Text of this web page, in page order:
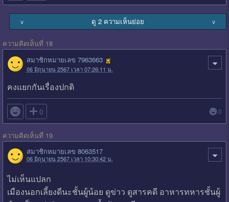
∨ ดู 2 ความเห็นย่อย ∨
ความคิดเห็นที่ 18
สมาชิกหมายเลข 7963663
06 มิถุนายน 2567 เวลา 07:26:11 น.
คงแยกกันเรื่องปกติ
 0 0
ความคิดเห็นที่ 19
สมาชิกหมายเลข 8063517
06 มิถุนายน 2567 เวลา 10:30:42 น.
ไม่เห็นแปลก
เมืองนอกเลี้ยงดีนะชั้นผู้น้อย ดูข่าว ดูสารคดี อาหารทหารชั้นผู้